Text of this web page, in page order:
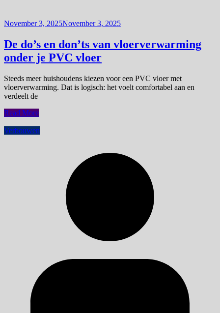
November 3, 2025November 3, 2025
De do’s en don’ts van vloerverwarming
onder je PVC vloer
Steeds meer huishoudens kiezen voor een PVC vloer met
vloerverwarming. Dat is logisch: het voelt comfortabel aan en
verdeelt de
Read More
Verbouwen